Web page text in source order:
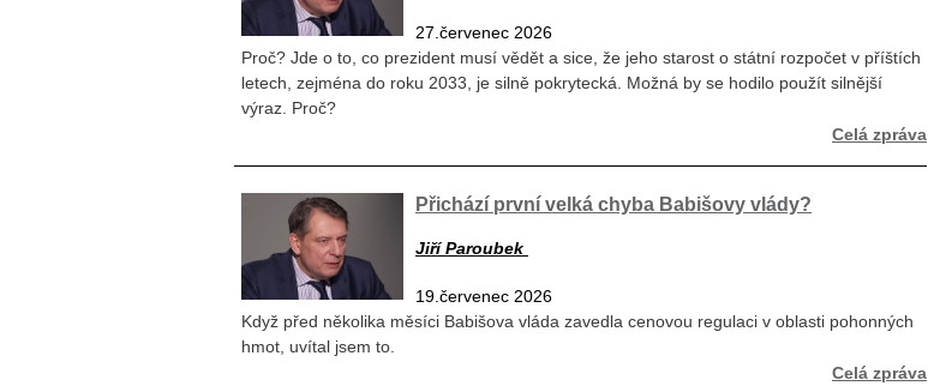
27.červenec 2026
Proč? Jde o to, co prezident musí vědět a sice, že jeho starost o státní rozpočet v příštích
letech, zejména do roku 2033, je silně pokrytecká. Možná by se hodilo použít silnější
výraz. Proč?
Celá zpráva
Přichází první velká chyba Babišovy vlády?
Jiří Paroubek
19.červenec 2026
Když před několika měsíci Babišova vláda zavedla cenovou regulaci v oblasti pohonných
hmot, uvítal jsem to.
Celá zpráva